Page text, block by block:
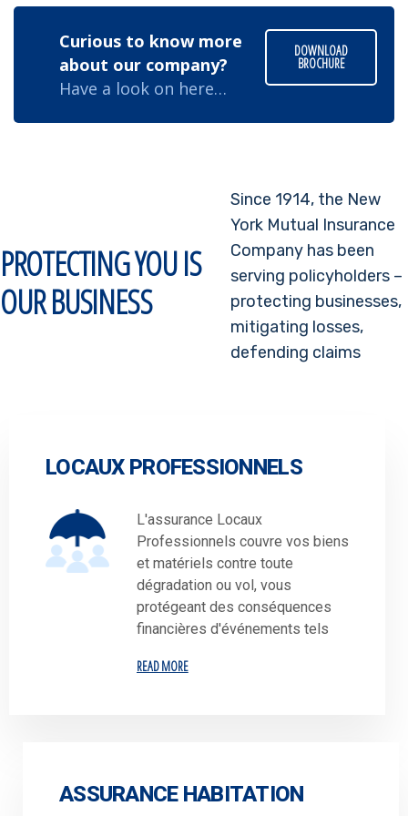
Curious to know more
about our company?
Have a look on here…
DOWNLOAD
BROCHURE
PROTECTING YOU IS
OUR BUSINESS
Since 1914, the New
York Mutual Insurance
Company has been
serving policyholders –
protecting businesses,
mitigating losses,
defending claims
LOCAUX PROFESSIONNELS
L'assurance Locaux
Professionnels couvre vos biens
et matériels contre toute
dégradation ou vol, vous
protégeant des conséquences
financières d'événements tels
READ MORE
ASSURANCE HABITATION